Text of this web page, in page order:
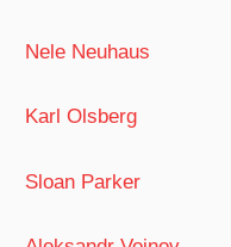
Nele Neuhaus
Karl Olsberg
Sloan Parker